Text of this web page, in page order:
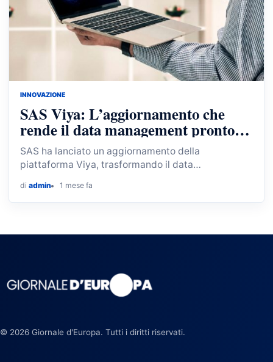
INNOVAZIONE
SAS Viya: L’aggiornamento che
rende il data management pronto
per l’IA
SAS ha lanciato un aggiornamento della
piattaforma Viya, trasformando il data
all'intelligenza artificiale con nuove soluzioni
integrate.
di admin 1 mese fa
© 2026 Giornale d'Europa. Tutti i diritti riservati.